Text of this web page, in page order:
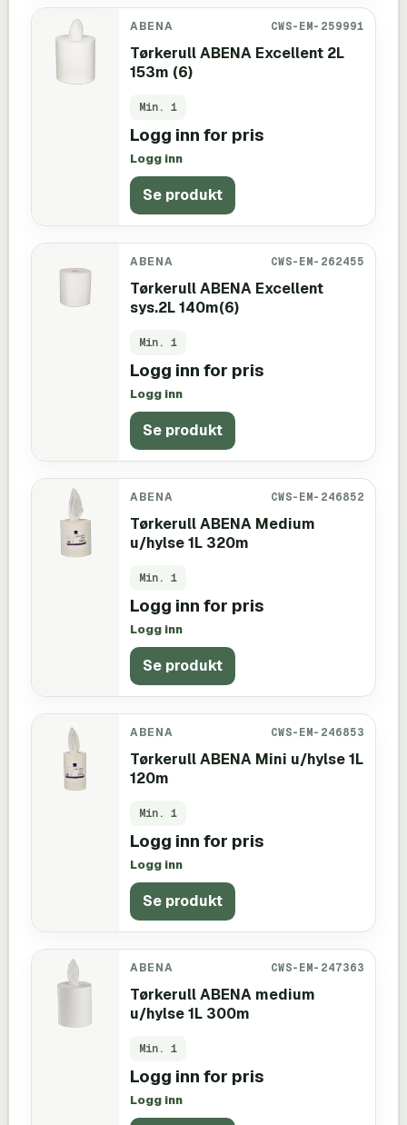
ABENA CWS-EM-259991
Tørkerull ABENA Excellent 2L
153m (6)
Min. 1
Logg inn for pris
Logg inn
Se produkt
ABENA CWS-EM-262455
Tørkerull ABENA Excellent
sys.2L 140m(6)
Min. 1
Logg inn for pris
Logg inn
Se produkt
ABENA CWS-EM-246852
Tørkerull ABENA Medium
u/hylse 1L 320m
Min. 1
Logg inn for pris
Logg inn
Se produkt
ABENA CWS-EM-246853
Tørkerull ABENA Mini u/hylse 1L
120m
Min. 1
Logg inn for pris
Logg inn
Se produkt
ABENA CWS-EM-247363
Tørkerull ABENA medium
u/hylse 1L 300m
Min. 1
Logg inn for pris
Logg inn